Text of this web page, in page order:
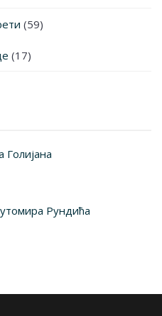
(59)
(17)
Рундића